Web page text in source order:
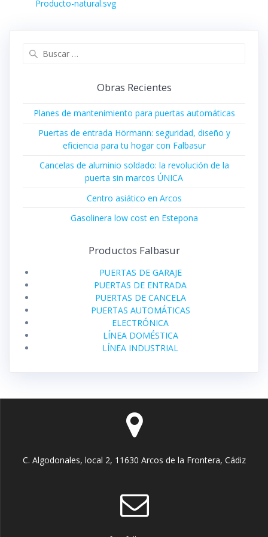
Entrada
Producto-natural.svg
Obras Recientes
Planes de mantenimiento para puertas automáticas
Puertas de entrada Hörmann: seguridad, diseño y
eficiencia para tu hogar con Falbasur
Cancelas de aluminio soldado: la revolución de la
puerta sin marcos ÚNICA
Centro asiático en Arcos
Gasolinera low cost en Estepona
Productos Falbasur
PUERTAS DE GARAJE
PUERTAS DE ENTRADA
PUERTAS DE CANCELA
PUERTAS AUTOMÁTICAS
ELECTRÓNICA
LÍNEA DOMÉSTICA
LÍNEA INDUSTRIAL
C. Algodonales, local 2, 11630 Arcos de la Frontera, Cádiz